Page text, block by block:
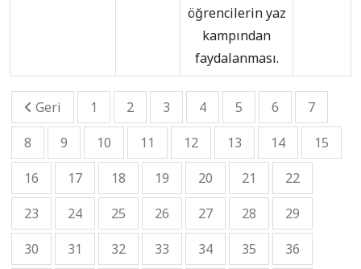
öğrencilerin yaz
kampından
faydalanması.
Geri 1 2 3 4 5 6
7
8
9 10 11 12 13 14
15
16
17 18 19 20 21
22
23
24 25 26 27 28
29
30
31 32 33 34 35
36